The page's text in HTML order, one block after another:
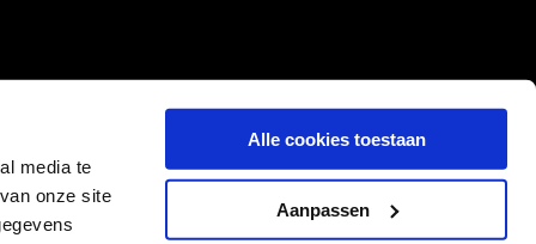
media te
onze site
Alle cookies toestaan
Aanpassen